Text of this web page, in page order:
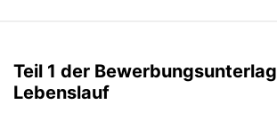
Teil 1 der
Lebenslauf